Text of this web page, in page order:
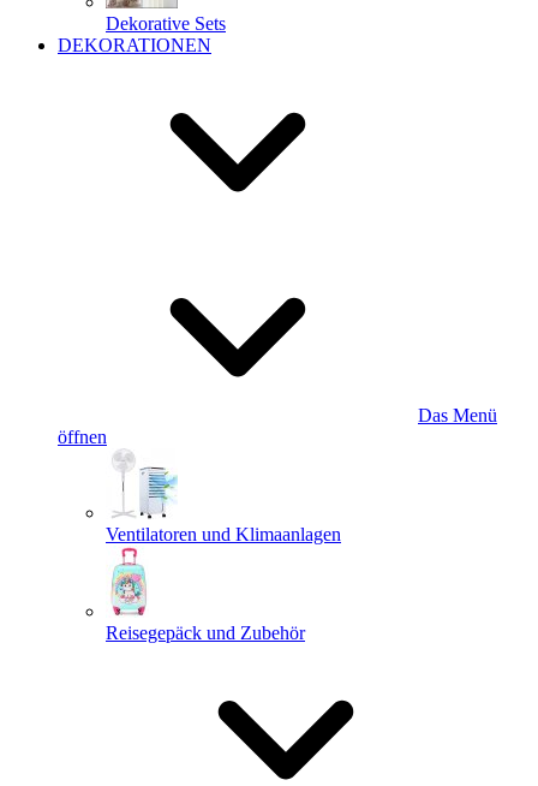
Dekorative Sets
DEKORATIONEN
Das Menü
öffnen
Ventilatoren und Klimaanlagen
Reisegepäck und Zubehör